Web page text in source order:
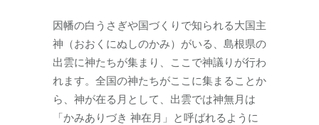
因幡の白うさぎや国づくりで知られる大国主
神（おおくにぬしのかみ）がいる、島根県の
出雲に神たちが集まり、ここで神議りが行わ
れます。全国の神たちがここに集まることか
ら、神が在る月として、出雲では神無月は
「かみありづき 神在月」と呼ばれるように